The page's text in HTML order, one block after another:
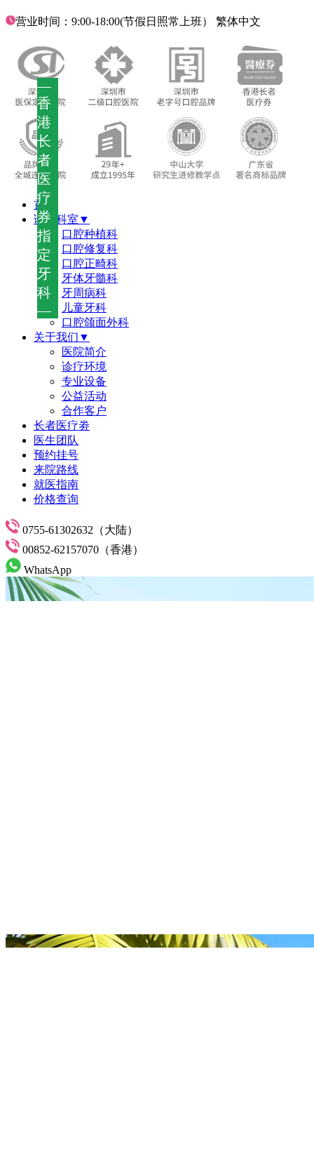
—
香
港
长
者
医
疗
券
指
定
牙
科
—
营业时间：9:00-18:00(节假日照常上班） 繁体中文
首页
诊疗科室▼
口腔种植科
口腔修复科
口腔正畸科
牙体牙髓科
牙周病科
儿童牙科
口腔颌面外科
关于我们▼
医院简介
诊疗环境
专业设备
公益活动
合作客户
长者医疗劵
医生团队
预约挂号
来院路线
就医指南
价格查询
0755-61302632（大陆）
00852-62157070（香港）
WhatsApp